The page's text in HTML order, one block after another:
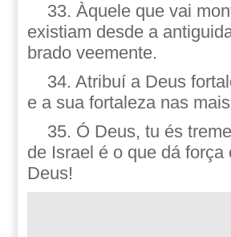
33. Àquele que vai
existiam desde a
brado veemente.
34. Atribuí a Deus
e a sua fortaleza nas
35. Ó Deus, tu és
de Israel é o que dá
Deus!